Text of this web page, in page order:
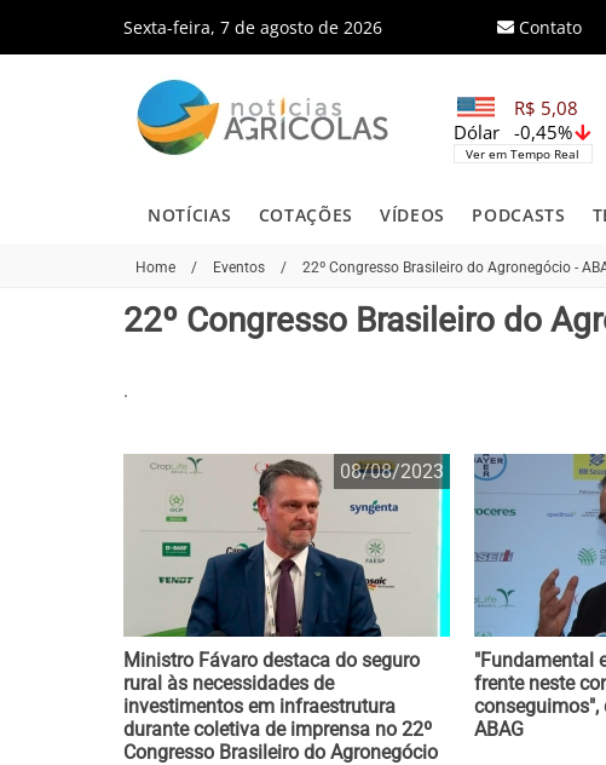
Sexta-feira, 7 de agosto de 2026 Contato
R$ 5,08
-0,45%
Dólar
Ver em Tempo Real
NOTÍCIAS COTAÇÕES VÍDEOS PODCASTS
Home / Eventos / 22º Congresso Brasileiro do Agronegócio -
22º Congresso Brasileiro do
.
08/08/2023
Ministro Fávaro destaca do seguro
rural às necessidades de
investimentos em infraestrutura
durante coletiva de imprensa no 22º
Congresso Brasileiro do Agronegócio
"Fundamental
frente neste
conseguimos",
ABAG